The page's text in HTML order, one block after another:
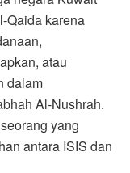
Qaida karena
atau
dalam
Al-Nushrah.
yang
antara ISIS dan